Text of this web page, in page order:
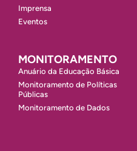
Imprensa
Eventos
MONITORAMENTO
Anuário da Educação Básica
Monitoramento de Políticas
Públicas
Monitoramento de Dados